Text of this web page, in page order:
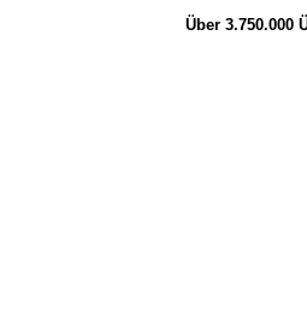
Über 3.750.000